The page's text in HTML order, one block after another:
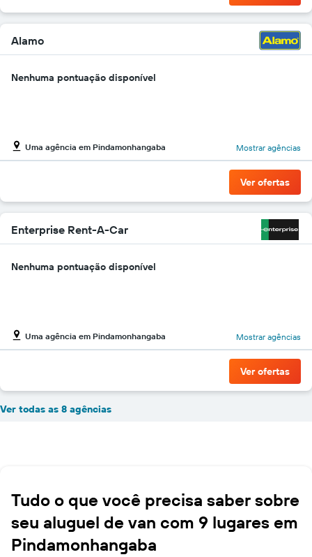
o
mais
barato
do
aluguel
as
empresas
fornecidas
Alamo
Nenhuma pontuação disponível
Uma agência em Pindamonhangaba Mostrar agências
Ver ofertas
Enterprise Rent-A-Car
Nenhuma pontuação disponível
Uma agência em Pindamonhangaba Mostrar agências
Ver ofertas
Ver todas as 8 agências
Tudo o que você precisa saber sobre
seu aluguel de van com 9 lugares em
Pindamonhangaba